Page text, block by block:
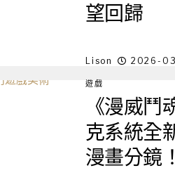
望回歸
Lison 2026-
遊戲
《漫威
克系統全
漫畫分鏡！